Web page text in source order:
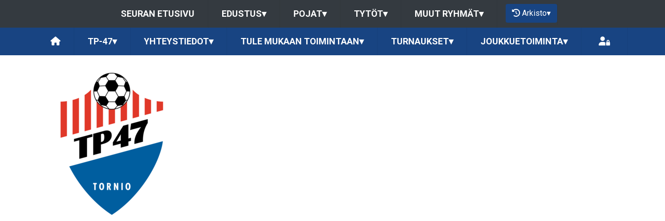
SEURAN ETUSIVU EDUSTUS▾ POJAT▾ TYTÖT▾ MUUT RYHMÄT▾ Arkisto▾
TP-47▾ YHTEYSTIEDOT▾ TULE MUKAAN TOIMINTAAN▾ TURNAUKSET▾ JOUKKUETOIMINTA▾